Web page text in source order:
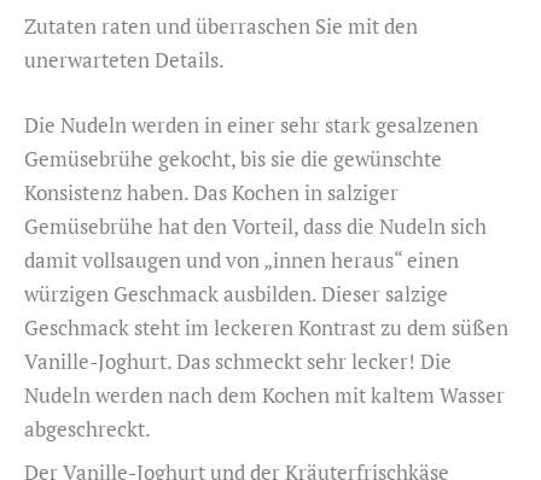
Zutaten raten und überraschen Sie mit den
unerwarteten Details.
Die Nudeln werden in einer sehr stark gesalzenen
Gemüsebrühe gekocht, bis sie die gewünschte
Konsistenz haben. Das Kochen in salziger
Gemüsebrühe hat den Vorteil, dass die Nudeln sich
damit vollsaugen und von „innen heraus“ einen
würzigen Geschmack ausbilden. Dieser salzige
Geschmack steht im leckeren Kontrast zu dem süßen
Vanille-Joghurt. Das schmeckt sehr lecker! Die
Nudeln werden nach dem Kochen mit kaltem Wasser
abgeschreckt.
Der Vanille-Joghurt und der Kräuterfrischkäse